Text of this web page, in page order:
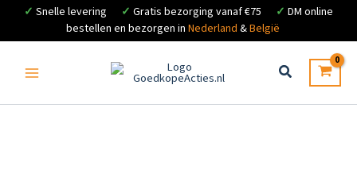
✓ Snelle levering ✓ Gratis bezorging vanaf €75 ✓ DM online
bestellen en bezorgen in Nederland &België
inhoud